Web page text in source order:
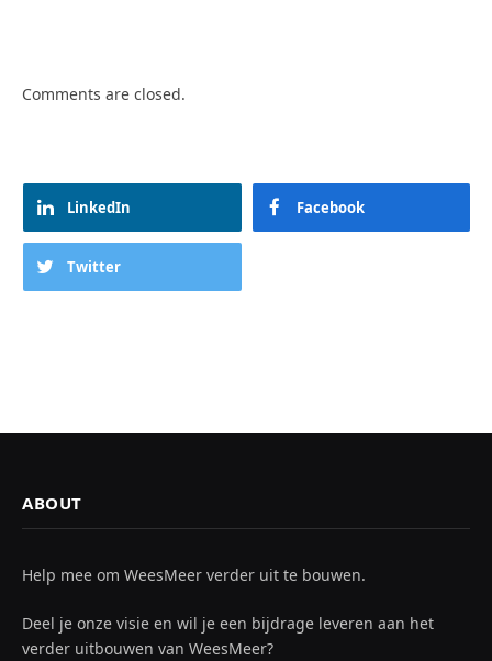
Comments are closed.
LinkedIn Facebook
Twitter
ABOUT
Help mee om WeesMeer verder uit te bouwen.
Deel je onze visie en wil je een bijdrage leveren aan het
verder uitbouwen van WeesMeer?